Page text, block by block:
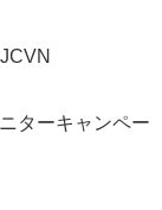
ターキャンペー